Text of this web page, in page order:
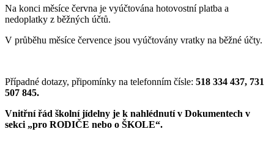
Na konci měsíce června je vyúčtována hotovostní platba a
nedoplatky z běžných účtů.
V průběhu měsíce července jsou vyúčtovány vratky na běžné účty.
Případné dotazy, připomínky na telefonním čísle: 518 334 437, 731
507 845.
Vnitřní řád školní jídelny je k nahlédnutí v Dokumentech v
sekci „pro RODIČE nebo o ŠKOLE“.